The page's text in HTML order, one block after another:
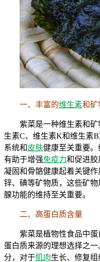
一、丰富的维生素和矿
紫菜是一种维生素和
生素C、维生素K和维生素
系统和皮肤健康至关重要。
有助于增强免疫力和促进
凝固和骨骼健康起着关键作
锌、碘等矿物质，这些矿
腺功能的维持至关重要。
二、高蛋白质含量
紫菜是植物性食品中
蛋白质来源的理想选择之
分，对于肌肉生长、修复